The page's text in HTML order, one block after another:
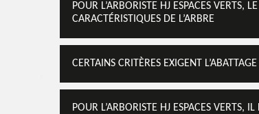
POUR L’ARBORISTE HJ ESPACES VERTS,
CARACTÉRISTIQUES DE L’ARBRE
CERTAINS CRITÈRES EXIGENT
POUR L’ARBORISTE HJ ESPACES VERTS,